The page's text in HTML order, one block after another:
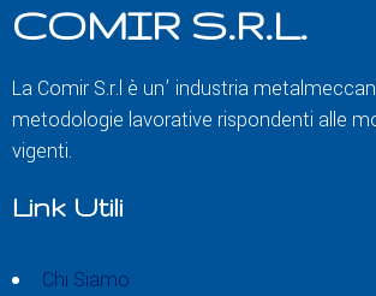
COMIR S.R.L.
La Comir S.r.l è un’ industria
metodologie lavorative rispondenti alle
vigenti.
Link Utili
Chi Siamo